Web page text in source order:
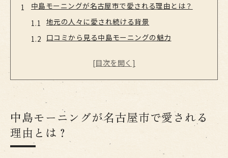
中島モーニングが名古屋市で愛される理由とは？
地元の人々に愛され続ける背景
口コミから見る中島モーニングの魅力
中島モーニングを支える品質へのこだわり
リピーターが多い理由とは？
名古屋の文化としての中島モーニング
ボリューム満点！中島モーニングで朝を迎える贅沢
朝から満足感を得られるボリューム
食材選びへのこだわり
中島モーニングが名古屋市で愛される
理由とは？